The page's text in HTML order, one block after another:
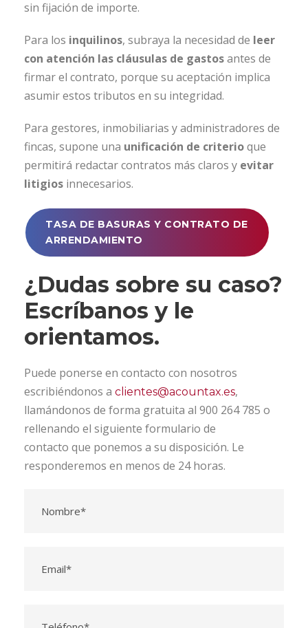
sin fijación de importe.
Para los inquilinos, subraya la necesidad de leer
con atención las cláusulas de gastosantes de
firmar el contrato, porque su aceptación implica
asumir estos tributos en su integridad.
Para gestores, inmobiliarias y administradores de
fincas, supone una unificación de criterioque
permitirá redactar contratos más claros y evitar
litigios innecesarios.
TASA DE BASURAS Y CONTRATO DE
ARRENDAMIENTO
¿Dudas sobre su caso?
Escríbanos y le
orientamos.
Puede ponerse en contacto con nosotros
escribiéndonos a clientes@acountax.es,
llamándonos de forma gratuita al 900 264 785 o
rellenando el siguiente formulario de
contacto que ponemos a su disposición. Le
responderemos en menos de 24 horas.